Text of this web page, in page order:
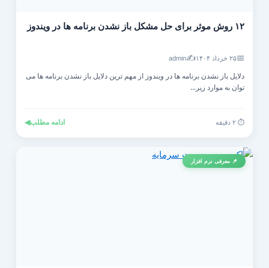
۱۲ روش موثر برای حل مشکل باز نشدن برنامه ها در ویندوز
۲۵ خرداد ۱۴۰۴ ✍️
admin
دلایل باز نشدن برنامه ها در ویندوز از مهم ترین دلایل باز نشدن برنامه ها می
توان به موارد زیر...
ادامه مطلب◀
📌 معرفی نرم افزار